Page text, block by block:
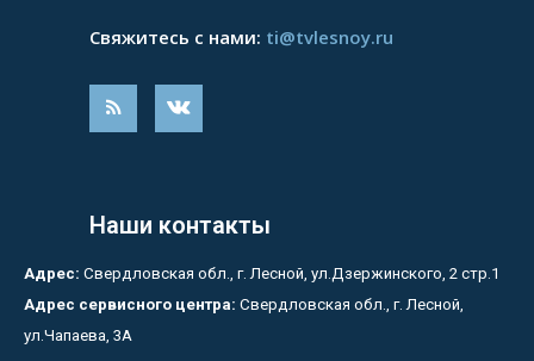
Свяжитесь с нами: ti@tvlesnoy.ru
Наши контакты
Адрес: Свердловская обл., г. Лесной, ул.Дзержинского, 2 стр.1
Адрес сервисного центра: Свердловская обл., г. Лесной,
ул.Чапаева, 3А